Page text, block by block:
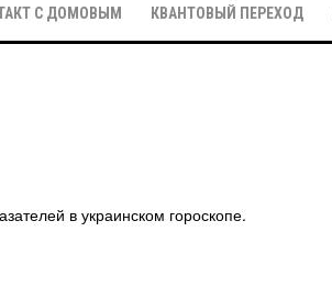
С ДОМОВЫМ КВАНТОВЫЙ ПЕРЕХОД
в украинском гороскопе.